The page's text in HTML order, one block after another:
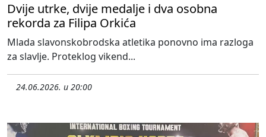
Dvije utrke, dvije medalje i dva osobna
rekorda za Filipa Orkića
Mlada slavonskobrodska atletika ponovno ima razloga
za slavlje. Proteklog vikend...
24.06.2026. u 20:00